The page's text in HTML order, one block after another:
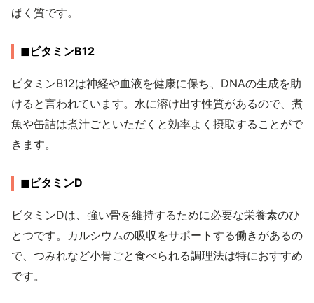
ぱく質です。
◼︎ビタミンB12
ビタミンB12は神経や血液を健康に保ち、DNAの生成を助
けると言われています。水に溶け出す性質があるので、煮
魚や缶詰は煮汁ごといただくと効率よく摂取することがで
きます。
◼︎ビタミンD
ビタミンDは、強い骨を維持するために必要な栄養素のひ
とつです。カルシウムの吸収をサポートする働きがあるの
で、つみれなど小骨ごと食べられる調理法は特におすすめ
です。